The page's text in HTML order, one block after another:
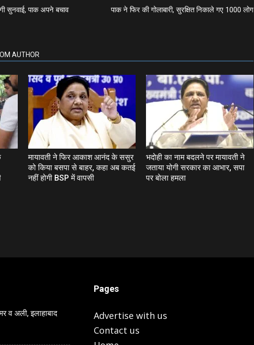
सुनवाई, पाक अपने बचाव
पाक ने फिर की गोलाबारी, सुरक्षित निकाले गए 1000 लोग
AUTHOR
मायावती ने फिर आकाश आनंद के ससुर
को किया बसपा से बाहर, कहा अब कतई
नहीं होगी BSP में वापसी
भदोही का नाम बदलने पर मायावती ने
जताया योगी सरकार का आभार, सपा
पर बोला हमला
व अली, इलाहाबाद
Pages
Advertise with us
Contact us